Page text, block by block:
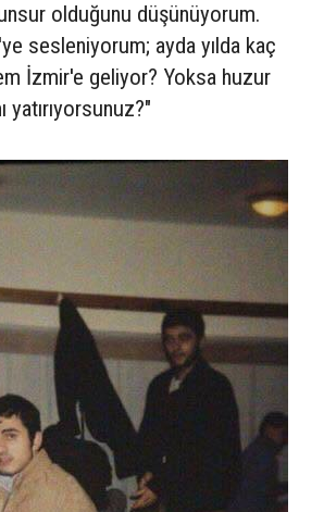
olduğunu düşünüyorum.
sesleniyorum; ayda yılda kaç
İzmir'e geliyor? Yoksa huzur
yatırıyorsunuz?"